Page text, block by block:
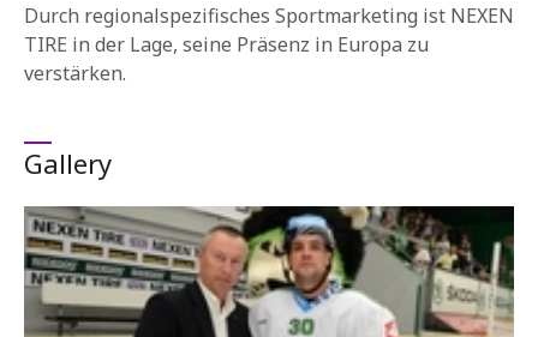
Durch regionalspezifisches Sportmarketing ist NEXEN
TIRE in der Lage, seine Präsenz in Europa zu
verstärken.
Gallery